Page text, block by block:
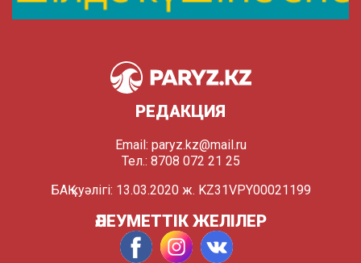
РЕДАКЦИЯ
Email: paryz.kz@mail.ru
Тел.: 8708 072 21 25
БАҚ куәлігі: 13.03.2020 ж. KZ31VPY00021199
ӘЛЕУМЕТТІК ЖЕЛІЛЕР